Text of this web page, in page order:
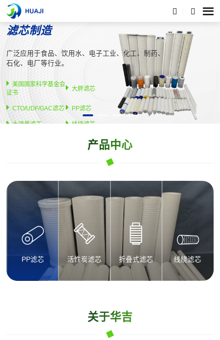
中国专业
滤芯制造
广泛应用于食品、饮用水、电子工业、化工、制药、
石化、电厂等行业。
美国国家科学基金会
证书
大胖滤芯
CTO/UDF/GAC滤芯 PP滤芯
大流量滤芯 线绕滤芯
产品中心
PP滤芯 活性炭滤芯 折叠式滤芯 线绕滤芯
关于华吉